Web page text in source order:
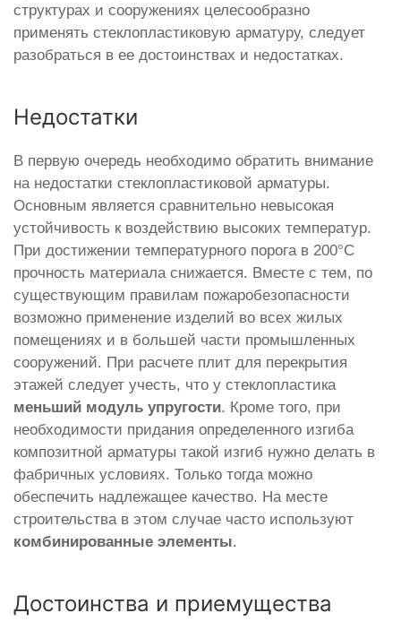
структурах и сооружениях целесообразно
применять стеклопластиковую арматуру, следует
разобраться в ее достоинствах и недостатках.
Недостатки
В первую очередь необходимо обратить внимание
на недостатки стеклопластиковой арматуры.
Основным является сравнительно невысокая
устойчивость к воздействию высоких температур.
При достижении температурного порога в 200°С
прочность материала снижается. Вместе с тем, по
существующим правилам пожаробезопасности
возможно применение изделий во всех жилых
помещениях и в большей части промышленных
сооружений. При расчете плит для перекрытия
этажей следует учесть, что у стеклопластика
меньший модуль упругости. Кроме того, при
необходимости придания определенного изгиба
композитной арматуры такой изгиб нужно делать в
фабричных условиях. Только тогда можно
обеспечить надлежащее качество. На месте
строительства в этом случае часто используют
комбинированные элементы.
Достоинства и приемущества